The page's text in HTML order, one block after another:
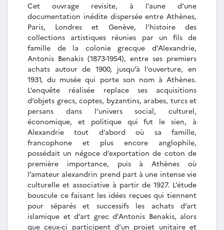
Cet ouvrage revisite, à l’aune d’une
documentation inédite dispersée entre Athènes,
Paris, Londres et Genève, l’histoire des
collections artistiques réunies par un fils de
famille de la colonie grecque d’Alexandrie,
Antonis Benakis (1873-1954), entre ses premiers
achats autour de 1900, jusqu’à l’ouverture, en
1931, du musée qui porte son nom à Athènes.
L’enquête réalisée replace ses acquisitions
d’objets grecs, coptes, byzantins, arabes, turcs et
persans dans l’univers social, culturel,
économique, et politique qui fut le sien, à
Alexandrie tout d’abord où sa famille,
francophone et plus encore anglophile,
possédait un négoce d’exportation de coton de
première importance, puis à Athènes où
l’amateur alexandrin prend part à une intense vie
culturelle et associative à partir de 1927. L’étude
bouscule ce faisant les idées reçues qui tiennent
pour séparés et successifs les achats d’art
islamique et d’art grec d’Antonis Benakis, alors
que ceux-ci participent d’un projet unitaire et